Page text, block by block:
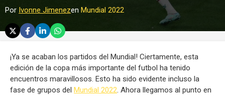
Por Ivonne Jimenezen Mundial 2022
¡Ya se acaban los partidos del Mundial! Ciertamente, esta
edición de la copa más importante del futbol ha tenido
encuentros maravillosos. Esto ha sido evidente incluso la
fase de grupos del Mundial 2022. Ahora llegamos al punto en